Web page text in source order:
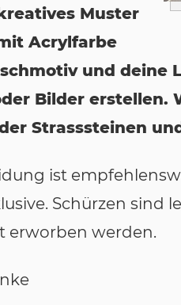
Muster
Acrylfarbe
und deine
Bilder erstellen.
Strasssteinen
ist
Schürzen sind
erworben werden.